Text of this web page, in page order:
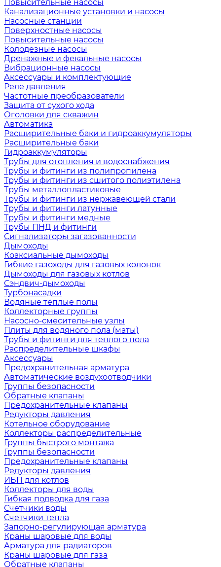
Повысительные насосы
Канализационные установки и насосы
Насосные станции
Поверхностные насосы
Повысительные насосы
Колодезные насосы
Дренажные и фекальные насосы
Вибрационные насосы
Аксессуары и комплектующие
Реле давления
Частотные преобразователи
Защита от сухого хода
Оголовки для скважин
Автоматика
Расширительные баки и гидроаккумуляторы
Расширительные баки
Гидроаккумуляторы
Трубы для отопления и водоснабжения
Трубы и фитинги из полипропилена
Трубы и фитинги из сшитого полиэтилена
Трубы металлопластиковые
Трубы и фитинги из нержавеющей стали
Трубы и фитинги латунные
Трубы и фитинги медные
Трубы ПНД и фитинги
Сигнализаторы загазованности
Дымоходы
Коаксиальные дымоходы
Гибкие газоходы для газовых колонок
Дымоходы для газовых котлов
Сэндвич-дымоходы
Турбонасадки
Водяные тёплые полы
Коллекторные группы
Насосно-смесительные узлы
Плиты для водяного пола (маты)
Трубы и фитинги для теплого пола
Распределительные шкафы
Аксессуары
Предохранительная арматура
Автоматические воздухоотводчики
Группы безопасности
Обратные клапаны
Предохранительные клапаны
Редукторы давления
Котельное оборудование
Коллекторы распределительные
Группы быстрого монтажа
Группы безопасности
Предохранительные клапаны
Редукторы давления
ИБП для котлов
Коллекторы для воды
Гибкая подводка для газа
Счетчики воды
Счетчики тепла
Запорно-регулирующая арматура
Краны шаровые для воды
Арматура для радиаторов
Краны шаровые для газа
Обратные клапаны